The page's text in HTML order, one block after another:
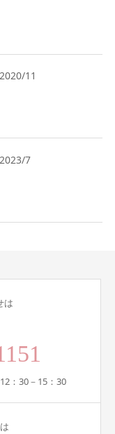
11
7
は
：30－15：30